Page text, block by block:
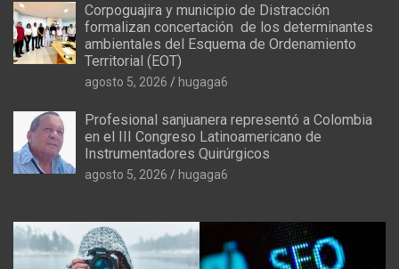
Corpoguajira y municipio de Distracción
formalizan concertación de los determinantes
ambientales del Esquema de Ordenamiento
Territorial (EOT)
agosto 5, 2026 hugaga6
Profesional sanjuanera representó a Colombia
en el III Congreso Latinoamericano de
Instrumentadores Quirúrgicos
agosto 5, 2026 hugaga6